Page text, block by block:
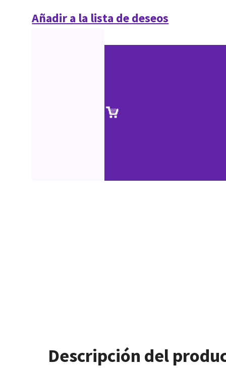
Añadir a la lista de deseos
Descripción del